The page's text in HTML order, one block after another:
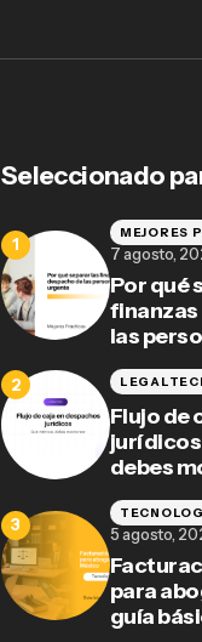
Seleccionado
Por qué
finanzas
las
MEJORES
7 agosto,
Flujo de
debes
para
guía
5 agosto,